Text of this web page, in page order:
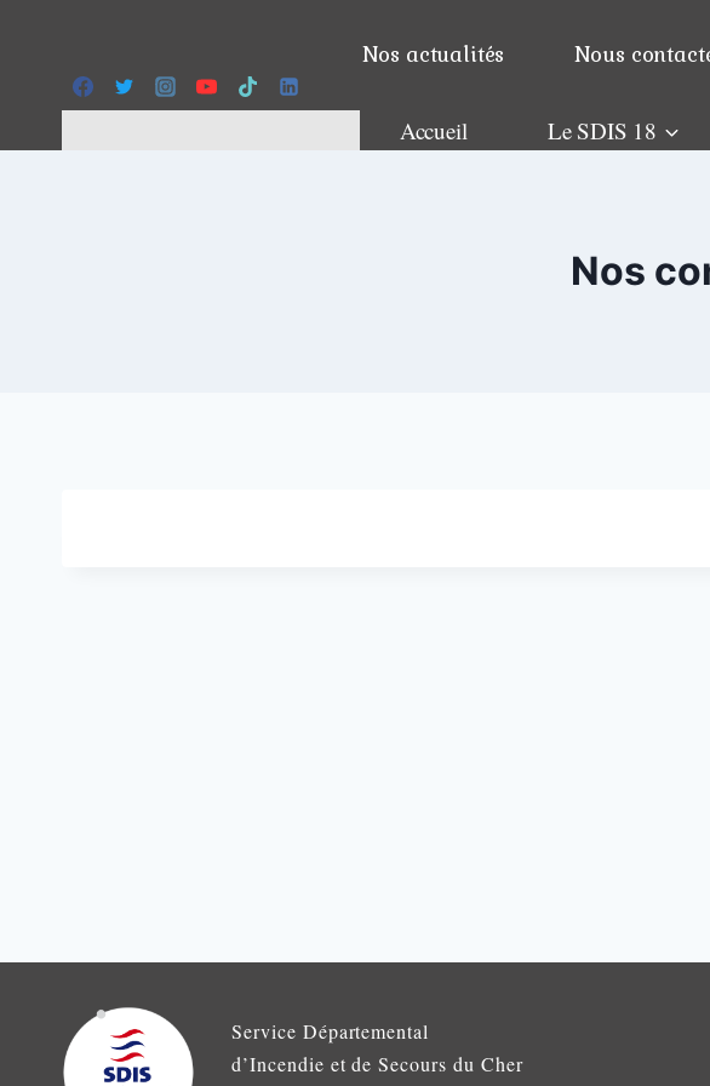
contenu
Nos actualités Nous
Accueil Le SDIS 18
Nos
Service Départemental
d’Incendie et de Secours du Cher